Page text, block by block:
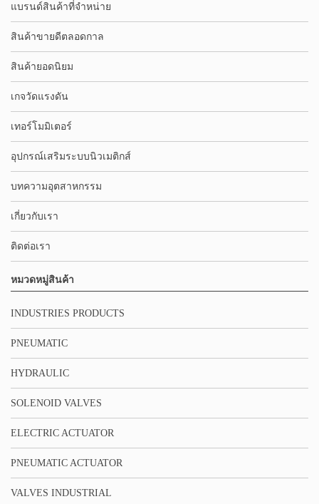
แบรนด์สินค้าที่จำหน่าย
สินค้าขายดีตลอดกาล
สินค้ายอดนิยม
เกจวัดแรงดัน
เทอร์โมมิเตอร์
อุปกรณ์เสริมระบบนิวเมติกส์
บทความอุตสาหกรรม
เกี่ยวกับเรา
ติดต่อเรา
หมวดหมู่สินค้า
INDUSTRIES PRODUCTS
PNEUMATIC
HYDRAULIC
SOLENOID VALVES
ELECTRIC ACTUATOR
PNEUMATIC ACTUATOR
VALVES INDUSTRIAL